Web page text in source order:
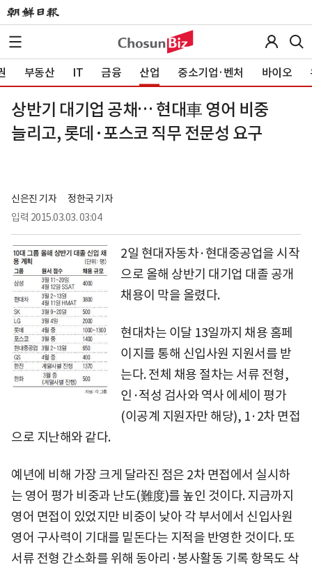
부동산 IT 금융 산업 중소기업·벤처 바이오
상반기 대기업 공채… 현대車 영어 비중
늘리고, 롯데·포스코 직무 전문성 요구
신은진 기자
정한국 기자
입력 2015.03.03. 03:04
2일 현대자동차·현대중공업을 시작
으로 올해 상반기 대기업 대졸 공개
채용이 막을 올렸다.
현대차는 이달 13일까지 채용 홈페
이지를 통해 신입사원 지원서를 받
는다. 전체 채용 절차는 서류 전형,
인·적성 검사와 역사 에세이 평가
(이공계 지원자만 해당), 1·2차 면접
으로 지난해와 같다.
예년에 비해 가장 크게 달라진 점은 2차 면접에서 실시하
는 영어 평가 비중과 난도(難度)를 높인 것이다. 지금까지
영어 면접이 있었지만 비중이 낮아 각 부서에서 신입사원
영어 구사력이 기대를 밑돈다는 지적을 반영한 것이다. 또
서류 전형 간소화를 위해 동아리·봉사활동 기록 항목도 삭